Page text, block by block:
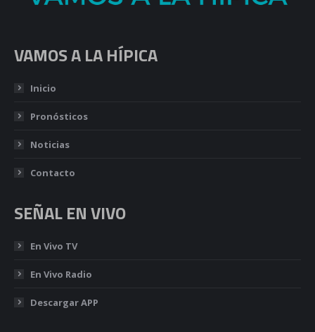
VAMOS A LA HÍPICA
Inicio
Pronósticos
Noticias
Contacto
SEÑAL EN VIVO
En Vivo TV
En Vivo Radio
Descargar APP